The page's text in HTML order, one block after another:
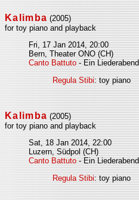
Kalimba (2005)
for toy piano and playback
Fri, 17 Jan 2014, 20:00
Bern, Theater ONO (CH)
Canto Battuto - Ein Liederabend
Regula Stibi: toy piano
Kalimba (2005)
for toy piano and playback
Sat, 18 Jan 2014, 22:00
Luzern, Südpol (CH)
Canto Battuto - Ein Liederabend
Regula Stibi: toy piano